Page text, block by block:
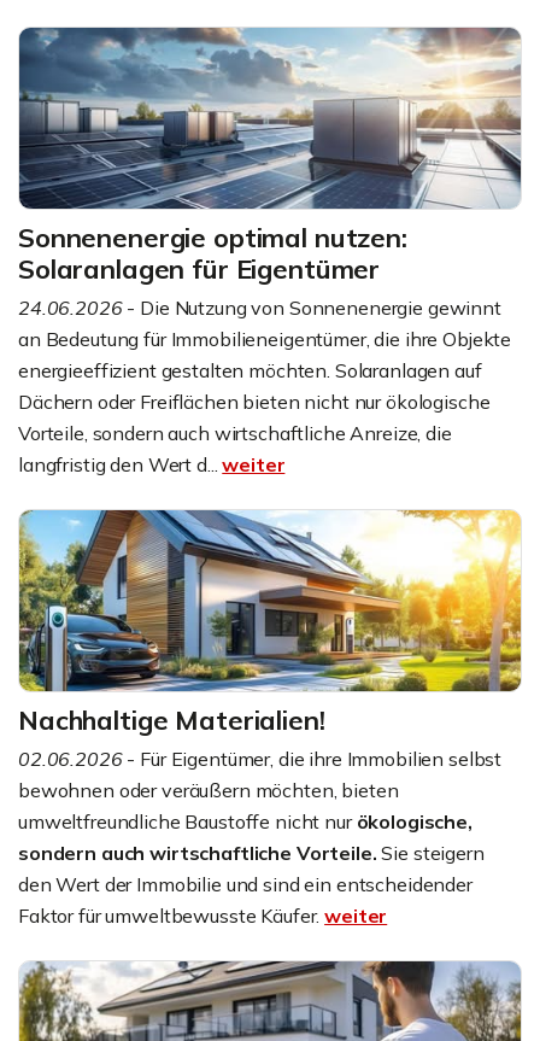
Sonnenenergie optimal nutzen:
Solaranlagen für Eigentümer
24.06.2026- Die Nutzung von Sonnenenergie gewinnt
an Bedeutung für Immobilieneigentümer, die ihre Objekte
energieeffizient gestalten möchten. Solaranlagen auf
Dächern oder Freiflächen bieten nicht nur ökologische
Vorteile, sondern auch wirtschaftliche Anreize, die
langfristig den Wert d...weiter
Nachhaltige Materialien!
02.06.2026- Für Eigentümer, die ihre Immobilien selbst
bewohnen oder veräußern möchten, bieten
umweltfreundliche Baustoffe nicht nur ökologische,
sondern auch wirtschaftliche Vorteile. Sie steigern
den Wert der Immobilie und sind ein entscheidender
Faktor für umweltbewusste Käufer.weiter